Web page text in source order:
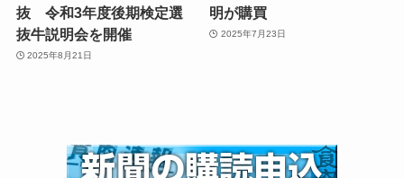
抜 令和3年度後期検定選
抜牛説明会を開催
2025年8月21日
明が購買
2025年7月23日